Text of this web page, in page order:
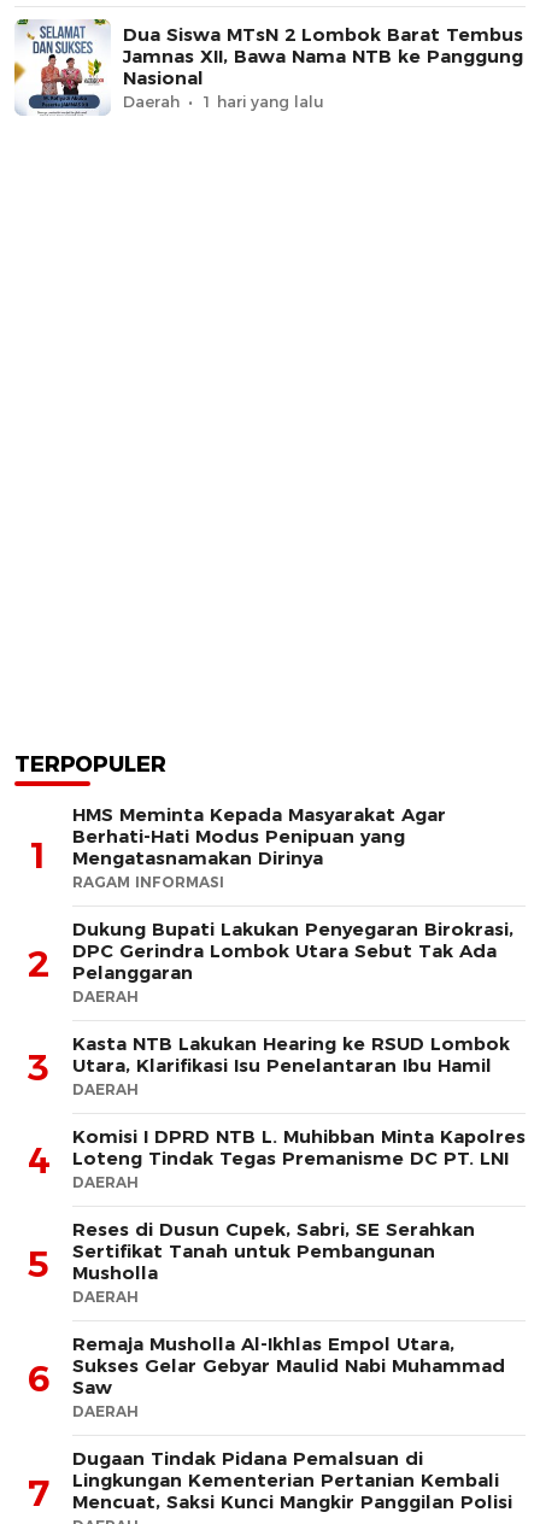
Dua Siswa MTsN 2 Lombok Barat Tembus
Jamnas XII, Bawa Nama NTB ke Panggung
Nasional
Daerah 1 hari yang lalu
TERPOPULER
1
HMS Meminta Kepada Masyarakat Agar
Berhati-Hati Modus Penipuan yang
Mengatasnamakan Dirinya
RAGAM INFORMASI
2
Dukung Bupati Lakukan Penyegaran Birokrasi,
DPC Gerindra Lombok Utara Sebut Tak Ada
Pelanggaran
DAERAH
3
Kasta NTB Lakukan Hearing ke RSUD Lombok
Utara, Klarifikasi Isu Penelantaran Ibu Hamil
DAERAH
4
Komisi I DPRD NTB L. Muhibban Minta Kapolres
Loteng Tindak Tegas Premanisme DC PT. LNI
DAERAH
5
Reses di Dusun Cupek, Sabri, SE Serahkan
Sertifikat Tanah untuk Pembangunan
Musholla
DAERAH
6
Remaja Musholla Al-Ikhlas Empol Utara,
Sukses Gelar Gebyar Maulid Nabi Muhammad
Saw
DAERAH
7
Dugaan Tindak Pidana Pemalsuan di
Lingkungan Kementerian Pertanian Kembali
Mencuat, Saksi Kunci Mangkir Panggilan Polisi